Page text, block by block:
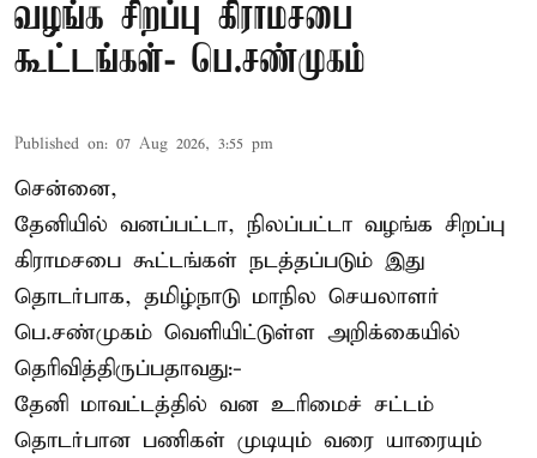
வழங்க சிறப்பு கிராமசபை
கூட்டங்கள்- பெ.சண்முகம்
Published on: 07 Aug 2026, 3:55 pm
சென்னை,
தேனியில் வனப்பட்டா, நிலப்பட்டா வழங்க சிறப்பு
கிராமசபை கூட்டங்கள் நடத்தப்படும் இது
தொடர்பாக, தமிழ்நாடு மாநில செயலாளர்
பெ.சண்முகம் வெளியிட்டுள்ள அறிக்கையில்
தெரிவித்திருப்பதாவது:-
தேனி மாவட்டத்தில் வன உரிமைச் சட்டம்
தொடர்பான பணிகள் முடியும் வரை யாரையும்